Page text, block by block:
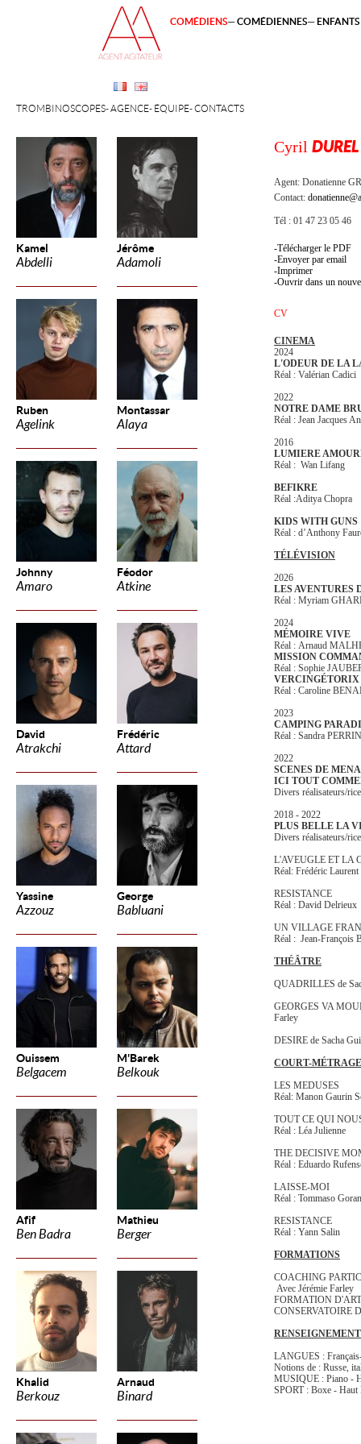
Kamel
Abdelli
Jérôme
Adamoli
Ruben
Agelink
Montassar
Alaya
Johnny
Amaro
Féodor
Atkine
David
Atrakchi
Frédéric
Attard
Yassine
Azzouz
George
Babluani
Ouissem
Belgacem
M'Barek
Belkouk
Afif
Ben Badra
Mathieu
Berger
Khalid
Berkouz
Arnaud
Binard
TROMBINOSCOPES AGENCE ÉQUIPE CONTACTS
COMÉDIENS COMÉDIENNES
Cyril DUREL
Agent: Donatienne
Contact:
Tél : 01 47 23 05 46
Télécharger le PDF
Envoyer par email
Imprimer
Ouvrir dans un
CV
CINEMA
2024
L'ODEUR DE LA
Réal : Valérian Cadici
2022
NOTRE DAME
Réal : Jean Jacques
2016
LUMIERE
Réal : Wan Lifang
BEFIKRE
Réal :Aditya Chopra
KIDS WITH GUNS
Réal : d’Anthony
TÉLÉVISION
2026
LES AVENTURES
Réal : Myriam
2024
MÉMOIRE VIVE
Réal : Arnaud
MISSION
Réal : Sophie
Réal : Caroline
2023
CAMPING
Réal : Sandra
2022
SCENES DE
ICI TOUT
Divers réalisateurs/
2018 - 2022
PLUS BELLE LA
Divers réalisateurs/
L'AVEUGLE ET LA
Réal: Frédéric Laurent
RESISTANCE
Réal : David Delrieux
UN VILLAGE
Réal : Jean-François
THÉÂTRE
QUADRILLES de
GEORGES VA
Farley
DESIRE de Sacha
COURT-MÉTRAGE
LES MEDUSES
Réal: Manon Gaurin
TOUT CE QUI
Réal : Léa Julienne
THE DECISIVE
Réal : Eduardo
LAISSE-MOI
Réal : Tommaso
RESISTANCE
Réal : Yann Salin
FORMATIONS
COACHING
Avec Jérémie Farley
FORMATION
CONSERVATOIRE
LANGUES :
Notions de : Russe,
MUSIQUE : Piano -
SPORT : Boxe -